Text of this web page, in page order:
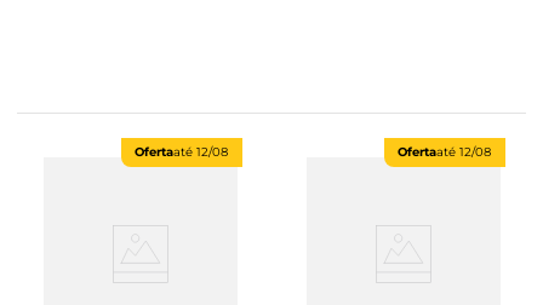
Ofertaaté 12/08 Ofertaaté 12/08